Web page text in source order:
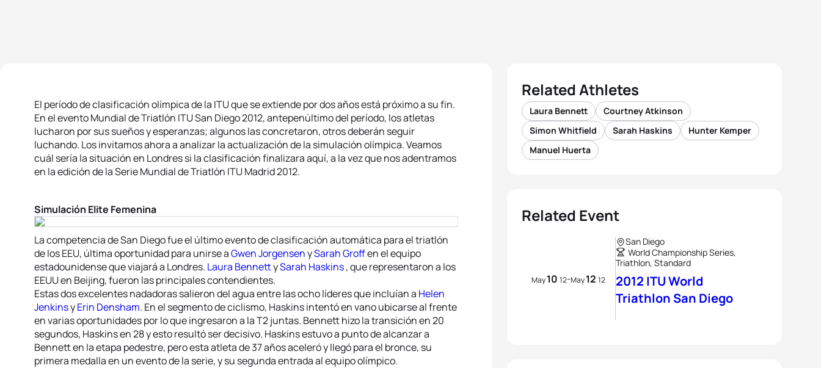
El período de clasificación olímpica de la ITU que se extiende por dos años está próximo a su fin.
En el evento Mundial de Triatlón ITU San Diego 2012, antepenúltimo del período, los atletas
lucharon por sus sueños y esperanzas; algunos las concretaron, otros deberán seguir
luchando. Los invitamos ahora a analizar la actualización de la simulación olímpica. Veamos
cuál sería la situación en Londres si la clasificación finalizara aquí, a la vez que nos adentramos
en la edición de la Serie Mundial de Triatlón ITU Madrid 2012.
Simulación Elite Femenina
La competencia de San Diego fue el último evento de clasificación automática para el triatlón
de los EEU, última oportunidad para unirse aGwen JorgensenySarah Groffen el equipo
estadounidense que viajará a Londres. Laura BennettySarah Haskins, que representaron a los
EEUU en Beijing, fueron las principales contendientes.
Estas dos excelentes nadadoras salieron del agua entre las ocho líderes que incluían a Helen
JenkinsyErin Densham. En el segmento de ciclismo, Haskins intentó en vano ubicarse al frente
en varias oportunidades por lo que ingresaron a la T2 juntas. Bennett hizo la transición en 20
segundos, Haskins en 28 y esto resultó ser decisivo. Haskins estuvo a punto de alcanzar a
Bennett en la etapa pedestre, pero esta atleta de 37 años aceleró y llegó para el bronce, su
primera medalla en un evento de la serie, y su segunda entrada al equipo olímpico.
Related Athletes
Laura Bennett
Courtney Atkinson
Simon Whitfield
Sarah Haskins
Hunter Kemper
Manuel Huerta
Related Event
May10 12-May12 12
San Diego
World Championship Series,
Triathlon, Standard
2012 ITU World
Triathlon San Diego